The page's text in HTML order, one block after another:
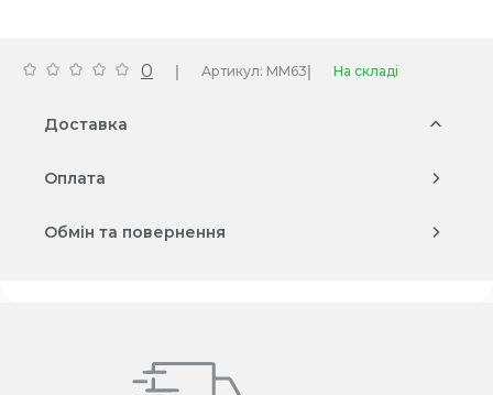
0 | Артикул: MM63| На складі
Доставка
Оплата
Обмін та повернення